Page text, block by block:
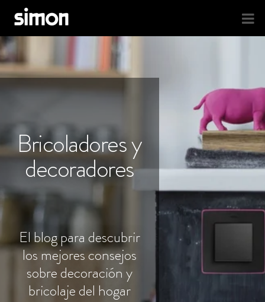
Bricoladores y
decoradores
El blog para descubrir
los mejores consejos
sobre decoración y
bricolaje del hogar